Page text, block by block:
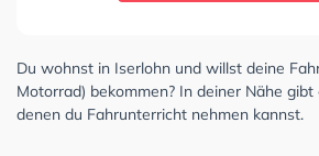
Du wohnst in Iserlohn und willst deine
Motorrad) bekommen? In deiner Nähe
denen du Fahrunterricht nehmen kannst.